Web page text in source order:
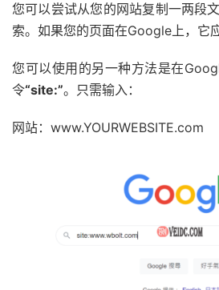
您可以尝试从您的网站复制一两段
索。如果您的页面在Google上，它
您可以使用的另一种方法是在
令“site:”。只需输入：
网站：www.YOURWEBSITE.com